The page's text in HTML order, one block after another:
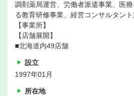
調剤薬局運営、労働者派遣事業、医
る教育研修事業、経営コンサルタン
【事業所】
【店舗展開】
■北海道内49店舗
設立
1997年01月
所在地